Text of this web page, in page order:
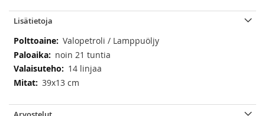
Lisätietoja
Lisätietoja
Valopetroli / Lamppuöljy
noin 21 tuntia
14 linjaa
39x13 cm